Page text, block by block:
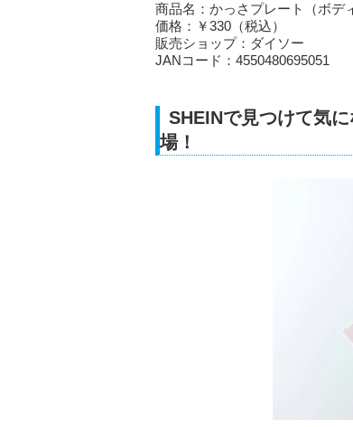
商品名：かっさプレート（ボデ
価格：￥330（税込）
販売ショップ：ダイソー
JANコード：4550480695051
SHEINで見つけて気
場！